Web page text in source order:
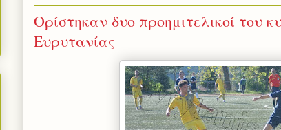
Ορίστηκαν δυο προημιτελικοί του
Ευρυτανίας